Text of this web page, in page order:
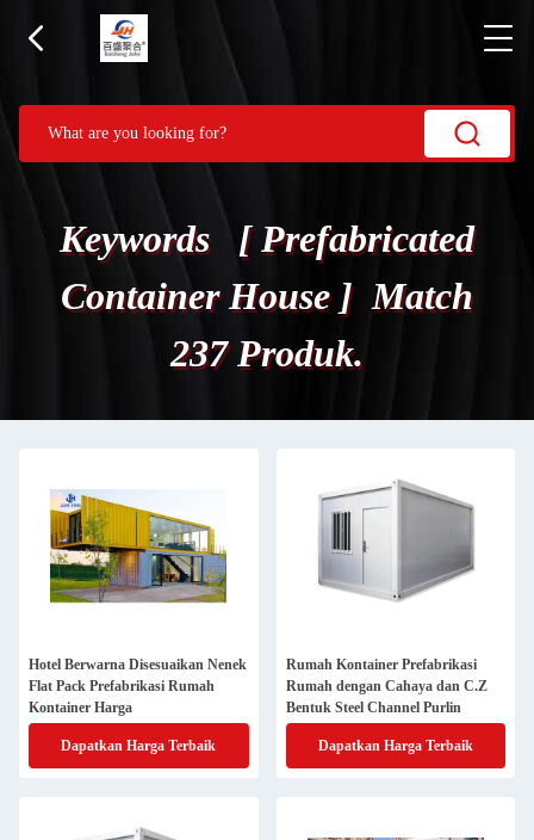
Keywords [ Prefabricated
Container House ] Match
237 Produk.
Hotel Berwarna Disesuaikan Nenek
Flat Pack Prefabrikasi Rumah
Kontainer Harga
Dapatkan Harga Terbaik
Rumah Kontainer Prefabrikasi
Rumah dengan Cahaya dan C.Z
Bentuk Steel Channel Purlin
Dapatkan Harga Terbaik